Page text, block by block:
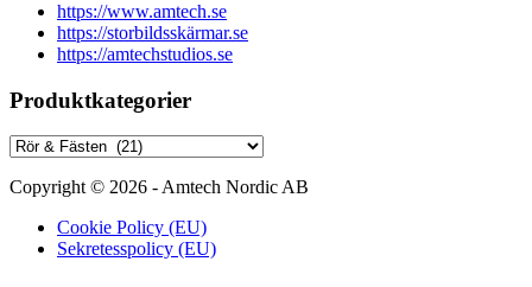
https://www.amtech.se
https://storbildsskärmar.se
https://amtechstudios.se
Produktkategorier
Copyright © 2026 - Amtech Nordic AB
Cookie Policy (EU)
Sekretesspolicy (EU)